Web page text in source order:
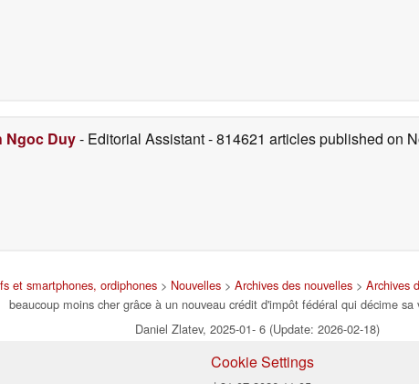
Ngoc Duy- Editorial Assistant- 814621 articles published on
et smartphones, ordiphones> Nouvelles> Archives des nouvelles> Archives
beaucoup moins cher grâce à un nouveau crédit d'impôt fédéral qui décime sa
Daniel Zlatev, 2025-01- 6 (Update: 2026-02-18)
Cookie Settings